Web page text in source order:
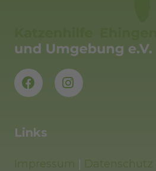
Links
Impressum Datenschutz